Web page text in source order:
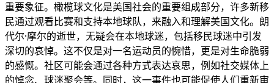
重要象征。橄榄球文化是美国社会的重要组成部分，许多新移
民通过观看比赛和支持本地球队，来融入和理解美国文化。朗
代尔·摩尔的逝世，无疑会在本地球迷，包括移民球迷中引发
深切的哀悼。这不仅是对一名运动员的惋惜，更是对生命脆弱
的感慨。社区可能会通过各种方式表达哀思，例如社交媒体上
的悼念、球迷聚会等。同时，这一事件也可能促使人们重新审